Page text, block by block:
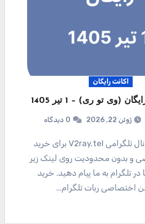
اکانت رایگان
(وی تو ری) – 1 تیر 1405
ژوئن 22, 2026 0 دیدگاه
و بدون محدودیت روی لینک زیر
در تلگرام به ما پیام دهید. خرید
اختصاصی ربات تلگرام…